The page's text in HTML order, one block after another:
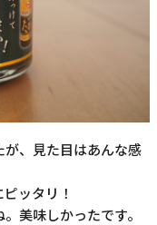
、見た目はあんな感
ッタリ！
美味しかったです。